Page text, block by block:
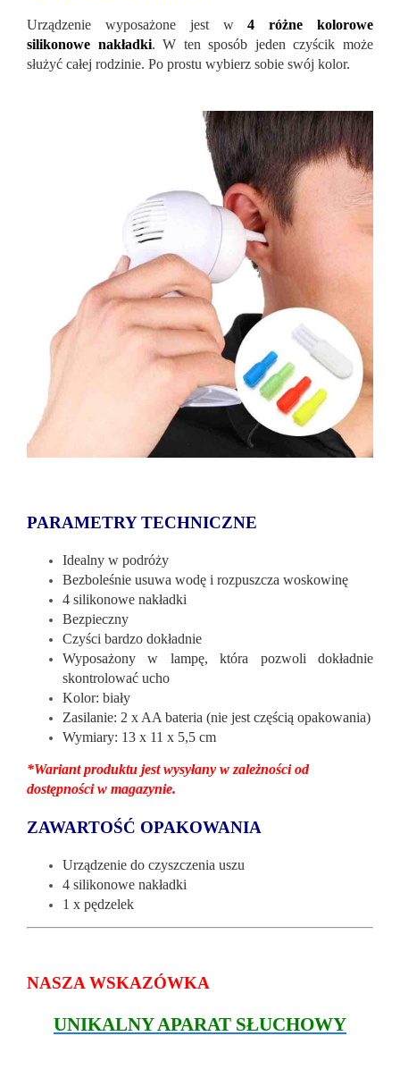
Urządzenie wyposażone jest w4 różne kolorowe
silikonowe nakładki. W ten sposób jeden czyścik może
służyć całej rodzinie. Po prostu wybierz sobie swój kolor.
PARAMETRY TECHNICZNE
Idealny w podróży
Bezboleśnie usuwa wodę i rozpuszcza woskowinę
4 silikonowe nakładki
Bezpieczny
Czyści bardzo dokładnie
Wyposażony w lampę, która pozwoli dokładnie
skontrolować ucho
Kolor: biały
Zasilanie: 2 x AA bateria (nie jest częścią opakowania)
Wymiary: 13 x 11 x 5,5 cm
*Wariant produktu jest wysyłany w zależności od
dostępności w magazynie.
ZAWARTOŚĆ OPAKOWANIA
Urządzenie do czyszczenia uszu
4 silikonowe nakładki
1 x pędzelek
NASZA WSKAZÓWKA
UNIKALNY APARAT SŁUCHOWY